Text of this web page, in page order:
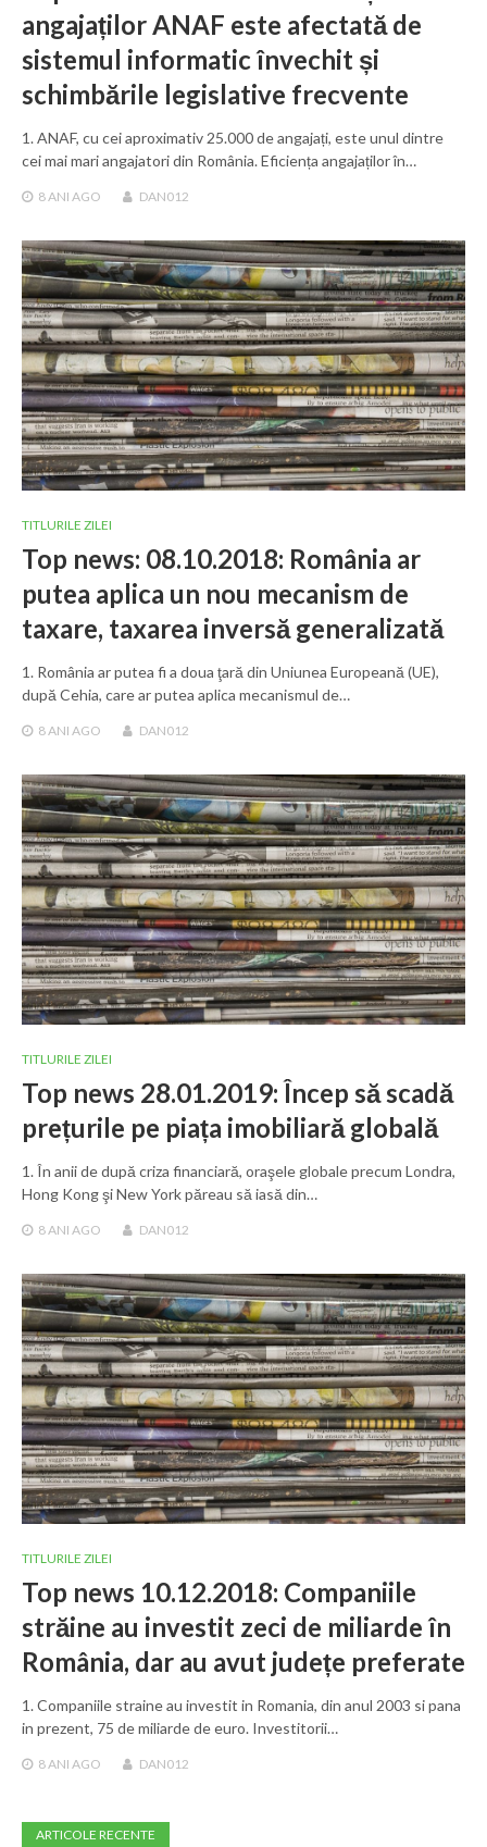
angajaților ANAF este afectată de
sistemul informatic învechit și
schimbările legislative frecvente
1. ANAF, cu cei aproximativ 25.000 de angajați, este unul dintre
cei mai mari angajatori din România. Eficiența angajaților în…
8 ANI AGO DAN012
TITLURILE ZILEI
Top news: 08.10.2018: România ar
putea aplica un nou mecanism de
taxare, taxarea inversă generalizată
1. România ar putea fi a doua ţară din Uniunea Europeană (UE),
după Cehia, care ar putea aplica mecanismul de…
8 ANI AGO DAN012
TITLURILE ZILEI
Top news 28.01.2019: Încep să scadă
prețurile pe piața imobiliară globală
1. În anii de după criza financiară, oraşele globale precum Londra,
Hong Kong şi New York păreau să iasă din…
8 ANI AGO DAN012
TITLURILE ZILEI
Top news 10.12.2018: Companiile
străine au investit zeci de miliarde în
România, dar au avut județe preferate
1. Companiile straine au investit in Romania, din anul 2003 si pana
in prezent, 75 de miliarde de euro. Investitorii…
8 ANI AGO DAN012
ARTICOLE RECENTE